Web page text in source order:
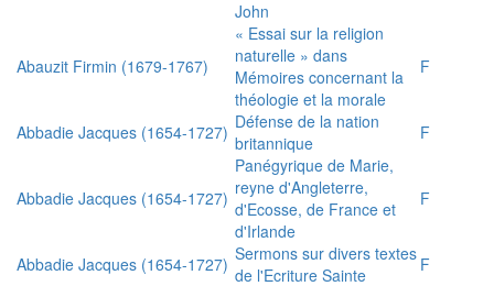
John
Abauzit Firmin (1679-1767)
« Essai sur la religion
naturelle » dans
Mémoires concernant la
théologie et la morale
F
Abbadie Jacques (1654-1727) Défense de la nation
britannique
F
Abbadie Jacques (1654-1727)
Panégyrique de Marie,
reyne d'Angleterre,
d'Ecosse, de France et
d'Irlande
F
Abbadie Jacques (1654-1727) Sermons sur divers textes
de l'Ecriture Sainte
F